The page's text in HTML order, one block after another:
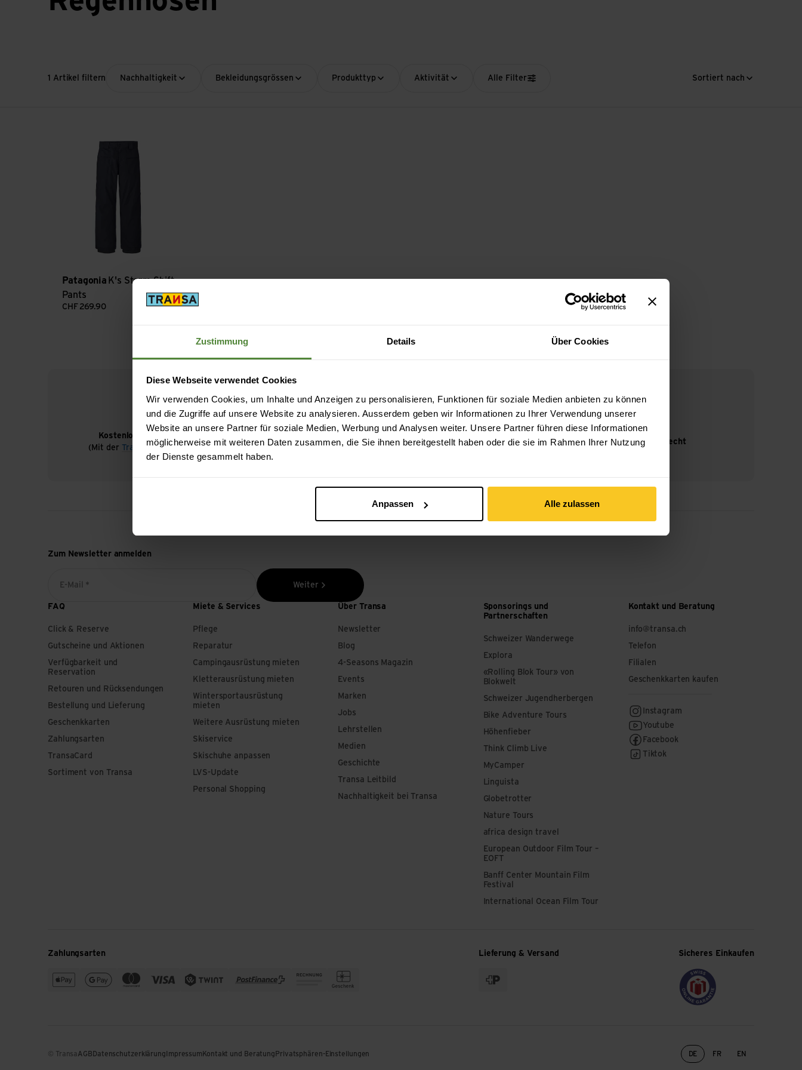
Zustimmung Details Über Cookies
Diese Webseite verwendet Cookies
Wir verwenden Cookies, um Inhalte und Anzeigen zu personalisieren, Funktionen für soziale Medien anbieten zu können
und die Zugriffe auf unsere Website zu analysieren. Ausserdem geben wir Informationen zu Ihrer Verwendung unserer
Website an unsere Partner für soziale Medien, Werbung und Analysen weiter. Unsere Partner führen diese Informationen
möglicherweise mit weiteren Daten zusammen, die Sie ihnen bereitgestellt haben oder die sie im Rahmen Ihrer Nutzung
der Dienste gesammelt haben.
Anpassen Alle zulassen
1 Artikel filtern Nachhaltigkeit Bekleidungsgrössen Produkttyp Aktivität Alle Filter Sortiert nach
Patagonia K's Storm Shift
Pants
CHF 269.90
Kostenloser Versand ab CHF 99
(Mit der
TransaCardimmer kostenlos)
Sicheres Bezahlen mit Twint, Kreditkarte und
mehr.
14-Tage Widerrufsrecht
Zum Newsletter anmelden
E-Mail * Weiter
FAQ
Click & Reserve
Gutscheine und Aktionen
Verfügbarkeit und
Reservation
Retouren und Rücksendungen
Bestellung und Lieferung
Geschenkkarten
Zahlungsarten
TransaCard
Sortiment von Transa
Miete & Services
Pflege
Reparatur
Campingausrüstung mieten
Kletterausrüstung mieten
Wintersportausrüstung
mieten
Weitere Ausrüstung mieten
Skiservice
Skischuhe anpassen
LVS-Update
Personal Shopping
Über Transa
Newsletter
Blog
4-Seasons Magazin
Events
Marken
Jobs
Lehrstellen
Medien
Geschichte
Transa Leitbild
Nachhaltigkeit bei Transa
Sponsorings und
Partnerschaften
Schweizer Wanderwege
Explora
«Rolling Blok Tour» von
Blokwelt
Schweizer Jugendherbergen
Bike Adventure Tours
Höhenfieber
Think Climb Live
MyCamper
Linguista
Globetrotter
Nature Tours
africa design travel
European Outdoor Film Tour –
EOFT
Banff Center Mountain Film
Festival
International Ocean Film Tour
Kontakt und Beratung
info@transa.ch
Telefon
Filialen
Geschenkkarten kaufen
Instagram
Youtube
Facebook
Tiktok
Zahlungsarten Lieferung & Versand Sicheres Einkaufen
© Transa AGB Datenschutzerklärung Impressum Kontakt und Beratung Privatsphären-Einstellungen Sprachwechsel
DE FR EN